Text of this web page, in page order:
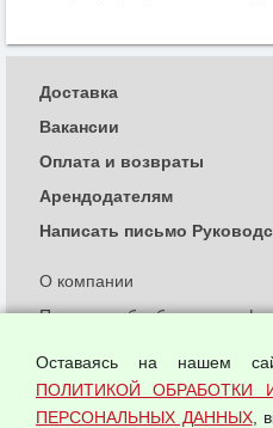
О компании
Политика обработки и
Согласием на обработку
Оферта оптовой купли-
Доставка
Вакансии
Оплата и возвраты
Арендодателям
Написать письмо
Оставаясь на нашем
ПОЛИТИКОЙ ОБРАБОТКИ
ПЕРСОНАЛЬНЫХ ДАННЫХ,